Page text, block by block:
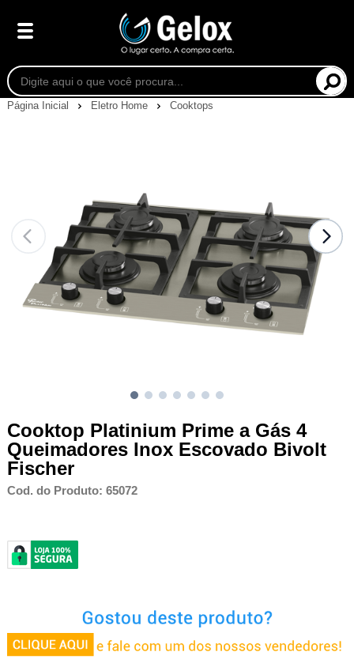
Página Inicial Eletro Home Cooktops
Cooktop Platinium Prime a Gás 4
Queimadores Inox Escovado Bivolt
Fischer
Cod. do Produto: 65072